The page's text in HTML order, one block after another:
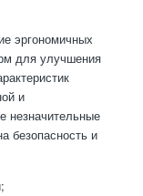
эргономичных
для улучшения
и
незначительные
безопасность и